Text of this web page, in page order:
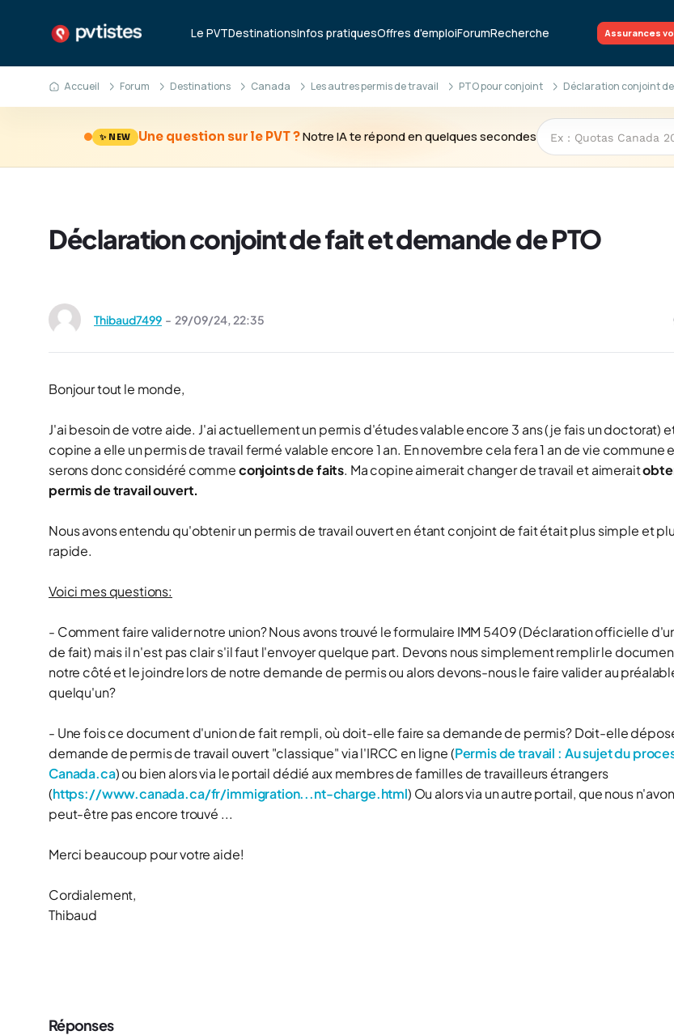
Le PVTDestinationsInfos pratiquesOffres d'emploiForumRecherche Assurances
Accueil Forum Destinations Canada Les autres permis de travail PTO pour conjoint Déclaration conjoint
✨ NEW Une question sur le PVT ?Notre IA te répond en quelques secondes
Déclaration conjoint de fait et demande de PTO
Thibaud7499 - 29/09/24, 22:35
Bonjour tout le monde,
J'ai besoin de votre aide. J'ai actuellement un permis d'études valable encore 3 ans (je fais un doctorat)
copine a elle un permis de travail fermé valable encore 1 an. En novembre cela fera 1 an de vie commune
serons donc considéré commeconjoints de faits. Ma copine aimerait changer de travail et aimerait
permis de travail ouvert.
Nous avons entendu qu'obtenir un permis de travail ouvert en étant conjoint de fait était plus simple et
rapide.
Voici mes questions:
- Comment faire valider notre union? Nous avons trouvé le formulaire IMM 5409 (Déclaration officielle
de fait) mais il n'est pas clair s'il faut l'envoyer quelque part. Devons nous simplement remplir le
notre côté et le joindre lors de notre demande de permis ou alors devons-nous le faire valider au
quelqu'un?
- Une fois ce document d'union de fait rempli, où doit-elle faire sa demande de permis? Doit-elle
demande de permis de travail ouvert "classique" via l'IRCC en ligne (Permis de travail : Au sujet du
Canada.ca) ou bien alors via le portail dédié aux membres de familles de travailleurs étrangers
(https://www.canada.ca/fr/immigration...nt-charge.html) Ou alors via un autre portail, que nous
peut-être pas encore trouvé ...
Merci beaucoup pour votre aide!
Cordialement,
Thibaud
Réponses